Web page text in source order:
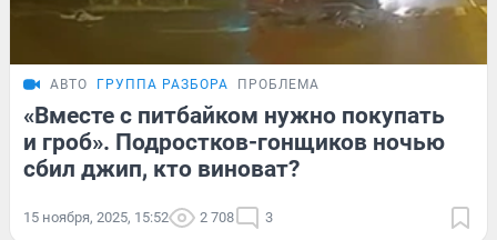
АВТО ГРУППА РАЗБОРА ПРОБЛЕМА
«Вместе с питбайком нужно покупать
и гроб». Подростков-гонщиков ночью
сбил джип, кто виноват?
15 ноября, 2025, 15:52 2 708 3